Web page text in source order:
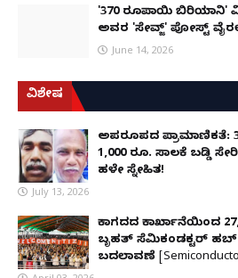
'370 ರೂಪಾಯಿ ಬಿರಿಯಾನಿ'
ಅವರ 'ಸೇವ್ಜ್' ಪೋಸ್ಟ್
June 14, 2026
ವಿಶೇಷ
ಅಪರೂಪದ ಪ್ರಾಮಾಣಿಕತೆ:
1,000 ರೂ. ಸಾಲಕ್ಕೆ ಬಡ್ಡಿ
ಹಳೇ ಸ್ನೇಹಿತ!
July 13, 2026
ಕಾಗದದ ಕಾರ್ಖಾನೆಯಿಂದ
ಬೃಹತ್ ಸೆಮಿಕಂಡಕ್ಟರ್
ಬದಲಾವಣೆ